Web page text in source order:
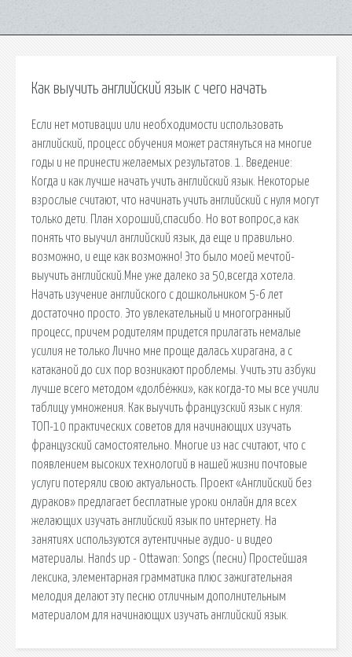
Как выучить английский язык с чего начать
Если нет мотивации или необходимости использовать
английский, процесс обучения может растянуться на многие
годы и не принести желаемых результатов. 1. Введение:
Когда и как лучше начать учить английский язык. Некоторые
взрослые считают, что начинать учить английский с нуля могут
только дети. План хороший,спасибо. Но вот вопрос,а как
понять что выучил английский язык, да еще и правильно.
возможно, и еще как возможно! Это было моей мечтой-
выучить английский.Мне уже далеко за 50,всегда хотела.
Начать изучение английского с дошкольником 5-6 лет
достаточно просто. Это увлекательный и многогранный
процесс, причем родителям придется прилагать немалые
усилия не только Лично мне проще далась хирагана, а с
катаканой до сих пор возникают проблемы. Учить эти азбуки
лучше всего методом «долбёжки», как когда-то мы все учили
таблицу умножения. Как выучить французский язык с нуля:
ТОП-10 практических советов для начинающих изучать
французский самостоятельно. Многие из нас считают, что с
появлением высоких технологий в нашей жизни почтовые
услуги потеряли свою актуальность. Проект «Английский без
дураков» предлагает бесплатные уроки онлайн для всех
желающих изучать английский язык по интернету. На
занятиях используются аутентичные аудио- и видео
материалы. Hands up - Оttawan: Songs (песни) Простейшая
лексика, элементарная грамматика плюс зажигательная
мелодия делают эту песню отличным дополнительным
материалом для начинающих изучать английский язык.